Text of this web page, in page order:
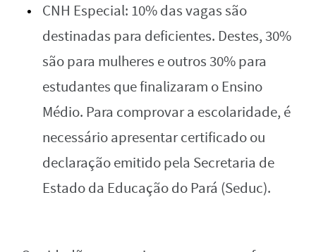
CNH Especial: 10% das vagas são
destinadas para deficientes. Destes, 30%
são para mulheres e outros 30% para
estudantes que finalizaram o Ensino
Médio. Para comprovar a escolaridade, é
necessário apresentar certificado ou
declaração emitido pela Secretaria de
Estado da Educação do Pará (Seduc).